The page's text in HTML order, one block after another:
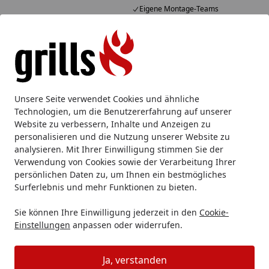
Unsere Seite verwendet Cookies und ähnliche
Technologien, um die Benutzererfahrung auf unserer
Website zu verbessern, Inhalte und Anzeigen zu
personalisieren und die Nutzung unserer Website zu
analysieren. Mit Ihrer Einwilligung stimmen Sie der
Verwendung von Cookies sowie der Verarbeitung Ihrer
persönlichen Daten zu, um Ihnen ein bestmögliches
Surferlebnis und mehr Funktionen zu bieten.
Sie können Ihre Einwilligung jederzeit in den Cookie-
Einstellungen anpassen oder widerrufen.
Ja, verstanden
Eigene Montage-Teams
Alle Produkte
Mein Konto
Suchen
Startseite
WMF Comfort Line Stielkasserolle, 16 cm
WMF Comfort Line Stielkasserolle,
16 cm